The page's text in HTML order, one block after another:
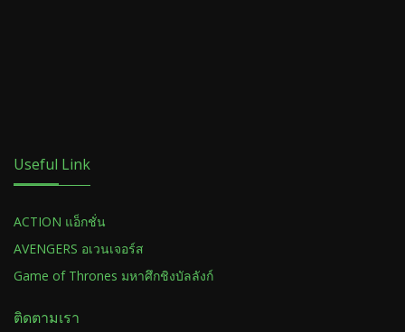
Useful Link
ACTION แอ็กชั่น
AVENGERS อเวนเจอร์ส
Game of Thrones มหาศึกชิงบัลลังก์
ติดตามเรา